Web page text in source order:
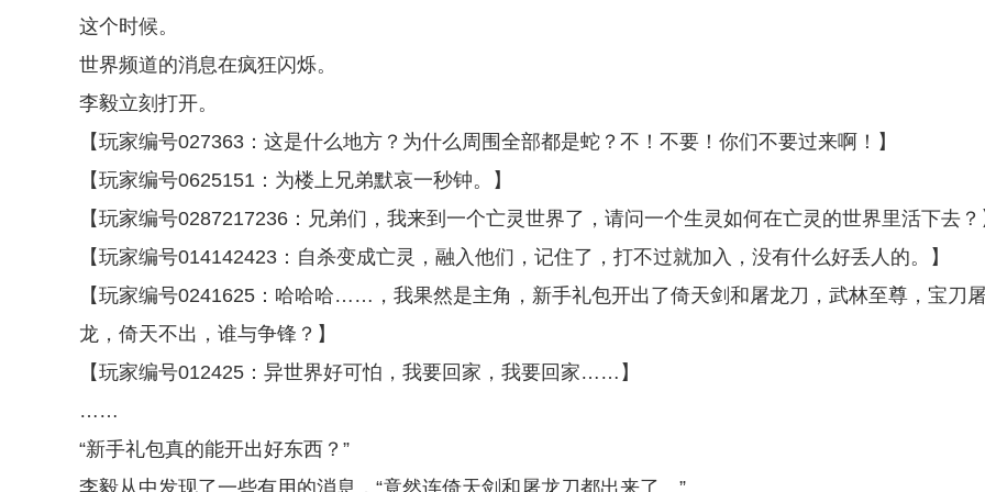
这个时候。
世界频道的消息在疯狂闪烁。
李毅立刻打开。
【玩家编号027363：这是什么地方？为什么周围全部都是蛇？不！不要！你们不要过来啊！】
【玩家编号0625151：为楼上兄弟默哀一秒钟。】
【玩家编号0287217236：兄弟们，我来到一个亡灵世界了，请问一个生灵如何在亡灵的世界里活下去？
【玩家编号014142423：自杀变成亡灵，融入他们，记住了，打不过就加入，没有什么好丢人的。】
【玩家编号0241625：哈哈哈……，我果然是主角，新手礼包开出了倚天剑和屠龙刀，武林至尊，宝刀
龙，倚天不出，谁与争锋？】
【玩家编号012425：异世界好可怕，我要回家，我要回家……】
……
“新手礼包真的能开出好东西？”
李毅从中发现了一些有用的消息，“竟然连倚天剑和屠龙刀都出来了。”